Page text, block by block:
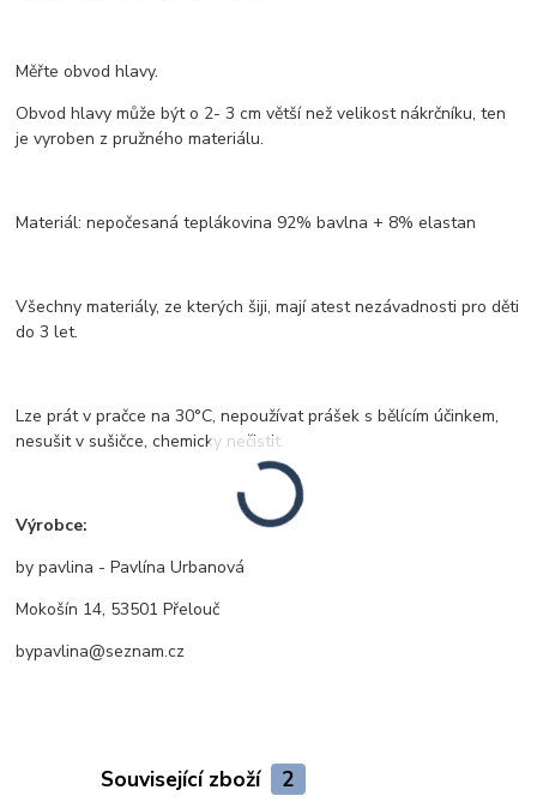
Měřte obvod hlavy.
Obvod hlavy může být o 2- 3 cm větší než velikost nákrčníku, ten
je vyroben z pružného materiálu.
Materiál: nepočesaná teplákovina 92% bavlna + 8% elastan
Všechny materiály, ze kterých šiji, mají atest nezávadnosti pro děti
do 3 let.
Lze prát v pračce na 30°C, nepoužívat prášek s bělícím účinkem,
nesušit v sušičce, chemicky nečistit.
Výrobce:
by pavlina - Pavlína Urbanová
Mokošín 14, 53501 Přelouč
bypavlina@seznam.cz
Související zboží 2